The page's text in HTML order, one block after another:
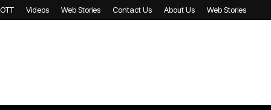
OTT Videos Web Stories Contact Us About Us Web Stories